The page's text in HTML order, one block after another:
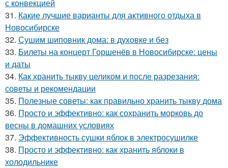
с конвекцией
31. Какие лучшие варианты для активного отдыха в
Новосибирске
32. Сушим шиповник дома: в духовке и без
33. Билеты на концерт Горшенёв в Новосибирске: цены
и даты
34. Как хранить тыкву целиком и после разрезания:
советы и рекомендации
35. Полезные советы: как правильно хранить тыкву дома
36. Просто и эффективно: как сохранить морковь до
весны в домашних условиях
37. Эффективность сушки яблок в электросушилке
38. Просто и эффективно: как хранить яблоки в
холодильнике